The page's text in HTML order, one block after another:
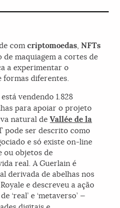
comcriptomoedas,NFTs
maquiagem a cortes de
a experimentar o
formas diferentes.
vendendo 1.828
para apoiar o projeto
natural deVallée de la
pode ser descrito como
e só existe on-line
ou objetos de
real. A Guerlain é
derivada de abelhas nos
e descreveu a ação
‘real’ e ‘metaverso’ —